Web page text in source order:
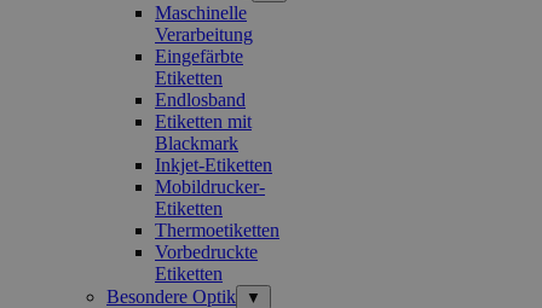
Maschinelle
Verarbeitung
Eingefärbte
Etiketten
Endlosband
Etiketten mit
Blackmark
Inkjet-Etiketten
Mobildrucker-
Etiketten
Thermoetiketten
Vorbedruckte
Etiketten
Besondere Optik
▼